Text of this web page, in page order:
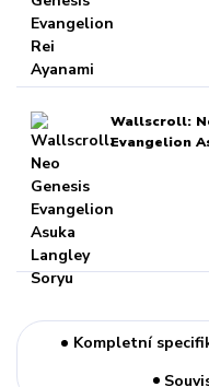
Wallscroll:
Evangelion
Kompletní